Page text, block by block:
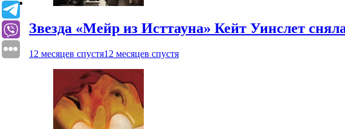
Звезда «Мейр из Исттауна» Кейт Уинслет
12 месяцев спустя12 месяцев спустя